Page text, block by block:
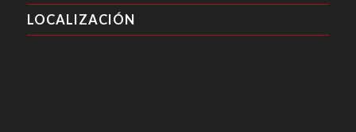
LOCALIZACIÓN